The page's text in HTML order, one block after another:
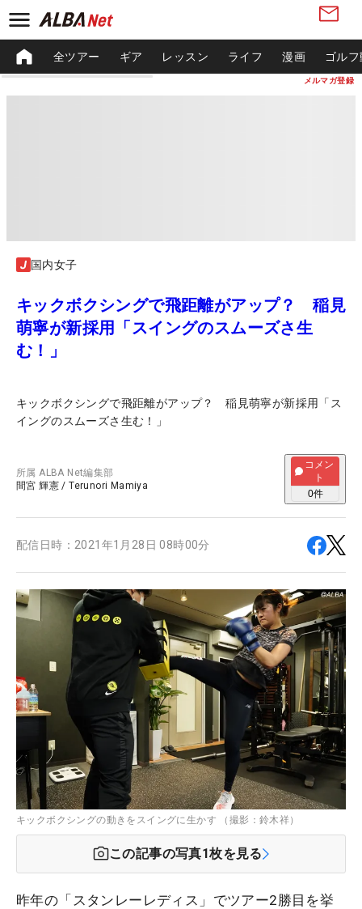
メルマガ登録
全ツアー ギア レッスン ライフ 漫画 ゴル
国内女子
キックボクシングで飛距離がアップ？ 稲見
萌寧が新採用「スイングのスムーズさ生
む！」
キックボクシングで飛距離がアップ？ 稲見萌寧が新採用「ス
イングのスムーズさ生む！」
所属ALBA Net編集部
間宮 輝憲 /Terunori Mamiya
コメン
ト
0件
配信日時： 2021年1月28日 08時00分
キックボクシングの動きをスイングに生かす （撮影：鈴木祥）
この記事の写真1枚を見る
昨年の「スタンレーレディス」でツアー2勝目を挙